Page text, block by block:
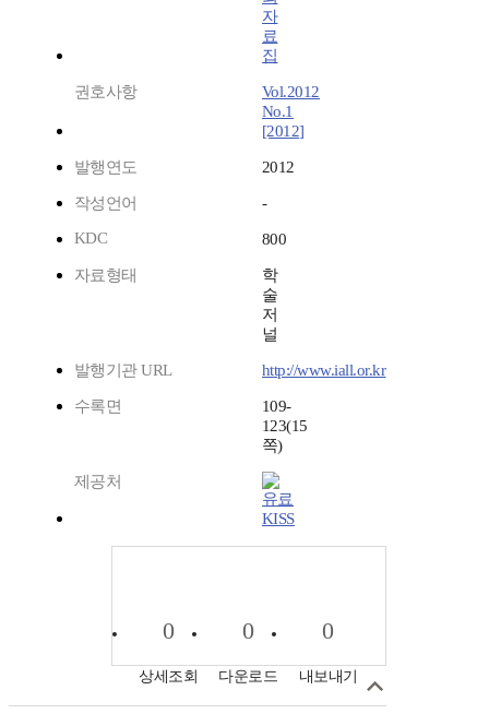
자
료
집
권호사항
Vol.2012
No.1
[2012]
발행연도 2012
작성언어
-
KDC
800
자료형태
학
술
저
널
발행기관 URL http://www.iall.or.kr
수록면
109-
123(15
쪽)
제공처
KISS
0
상세조회
0
다운로드
0
내보내기